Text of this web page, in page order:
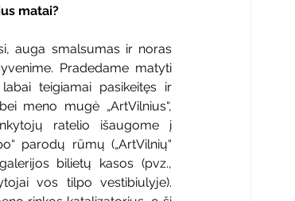
matai?
auga smalsumas ir noras
Pradedame matyti
teigiamai pasikeitęs ir
meno mugė „ArtVilnius“,
ratelio išaugome į
parodų rūmų („ArtVilnių“
bilietų kasos (pvz.,
vos tilpo vestibiulyje).